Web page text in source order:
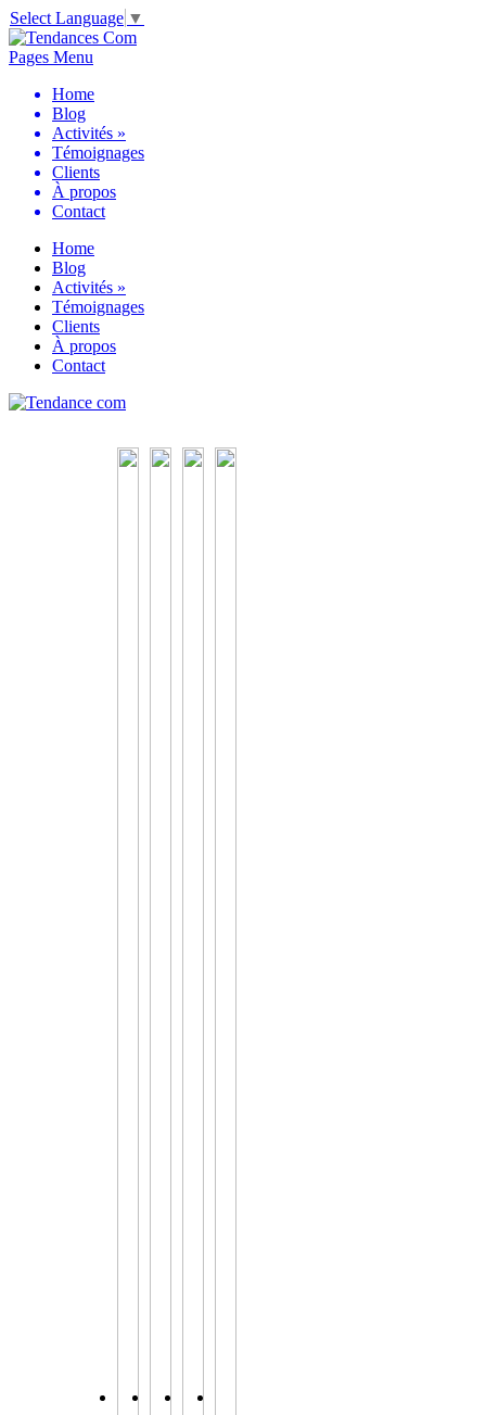
Select Language ▼
Pages Menu
Home
Blog
Activités »
Témoignages
Clients
À propos
Contact
Home
Blog
Activités »
Témoignages
Clients
À propos
Contact